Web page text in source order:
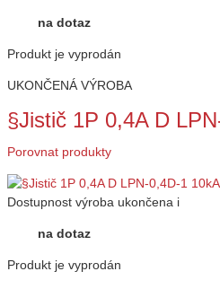
na dotaz
Produkt je vyprodán
UKONČENÁ VÝROBA
§Jistič 1P 0,4A D
Porovnat produkty
Dostupnost výroba ukončena i
na dotaz
Produkt je vyprodán